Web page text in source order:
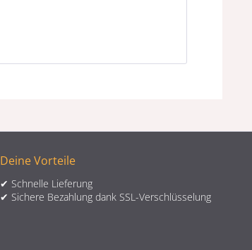
Deine Vorteile
✔ Schnelle Lieferung
✔ Sichere Bezahlung dank SSL-Verschlüsselung